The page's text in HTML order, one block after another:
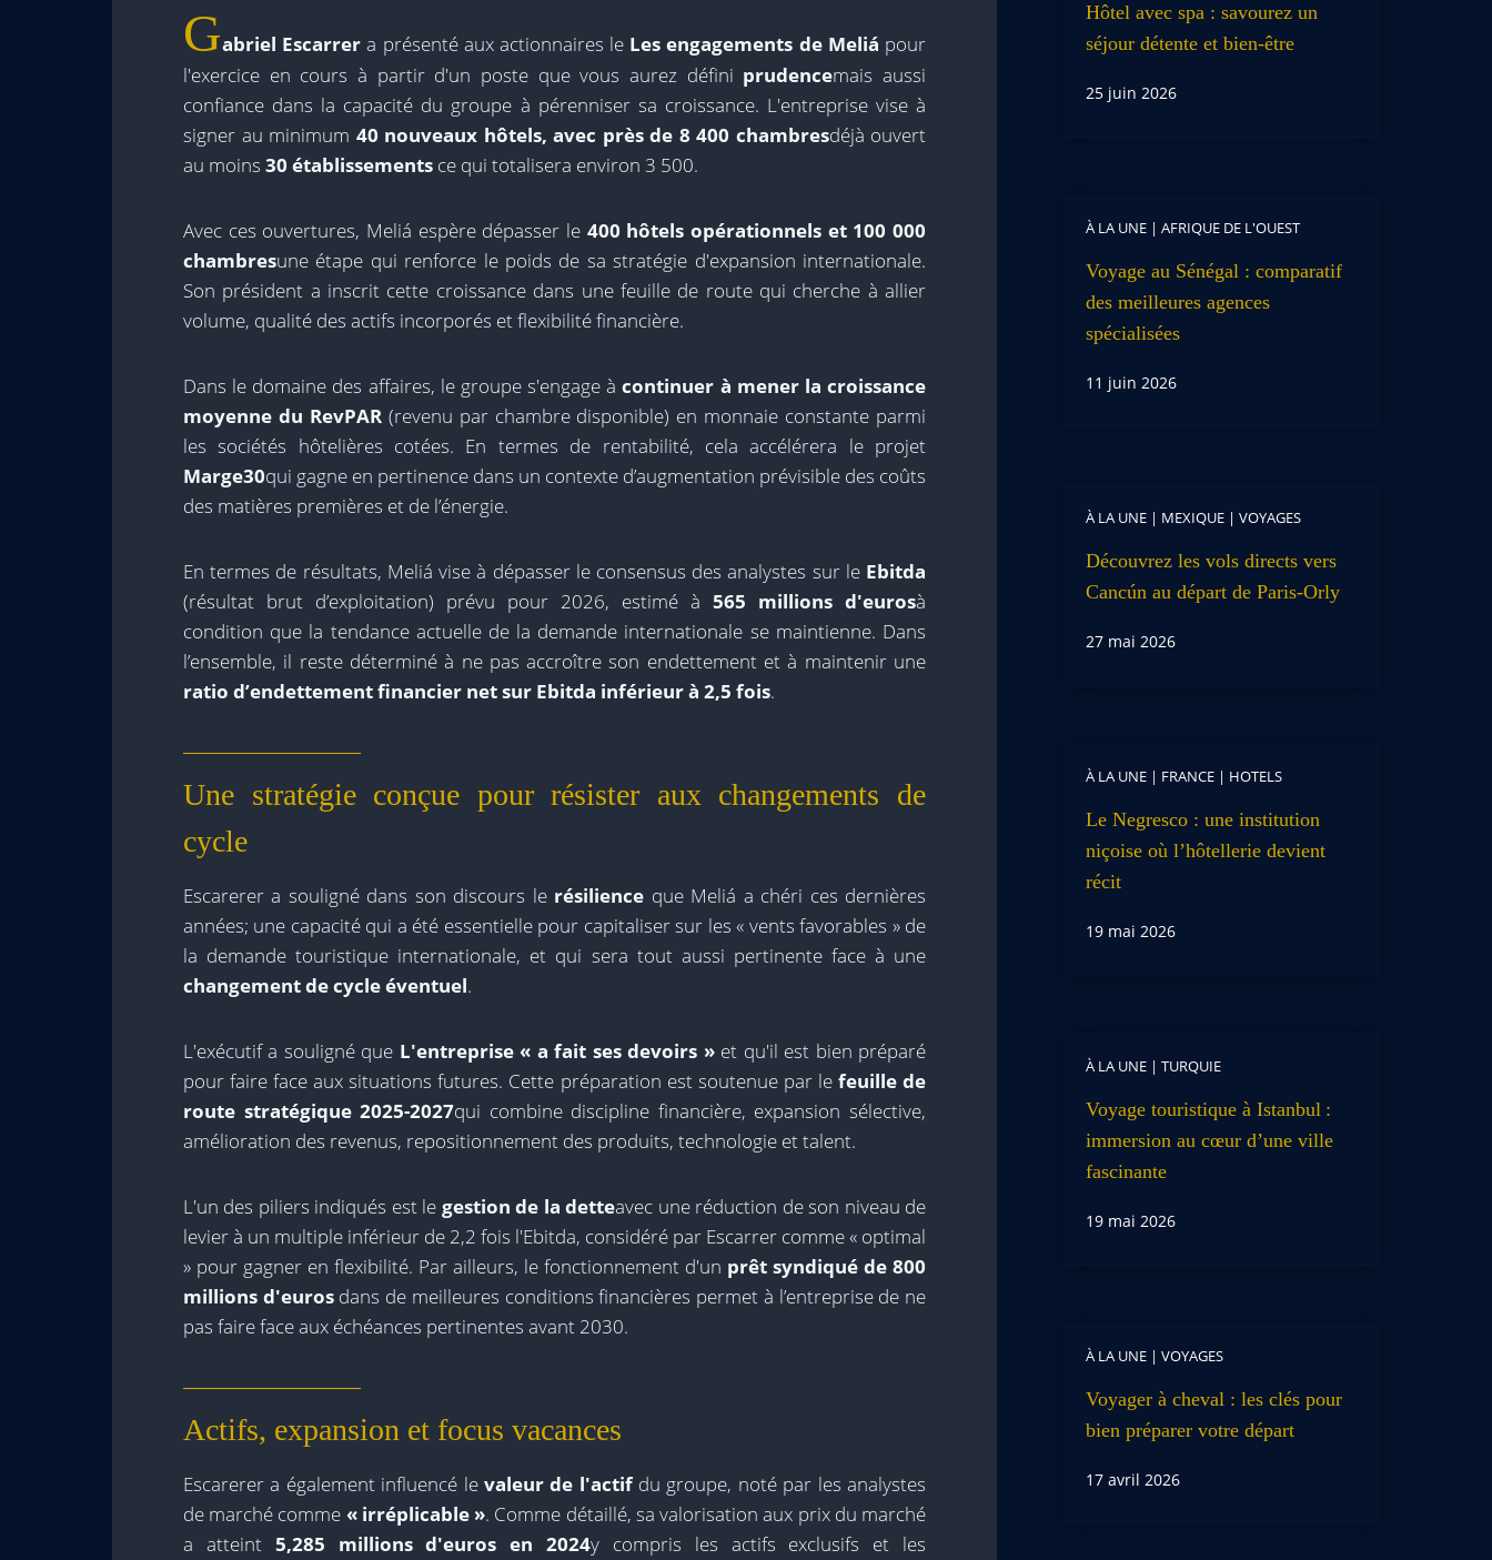
Gabriel Escarrer a présenté aux actionnaires le Les engagements de Meliá pour
l'exercice en cours à partir d'un poste que vous aurez défini prudencemais aussi
confiance dans la capacité du groupe à pérenniser sa croissance. L'entreprise vise à
signer au minimum 40 nouveaux hôtels, avec près de 8 400 chambresdéjà ouvert
au moins 30 établissements ce qui totalisera environ 3 500.
Avec ces ouvertures, Meliá espère dépasser le 400 hôtels opérationnels et 100 000
chambresune étape qui renforce le poids de sa stratégie d'expansion internationale.
Son président a inscrit cette croissance dans une feuille de route qui cherche à allier
volume, qualité des actifs incorporés et flexibilité financière.
Dans le domaine des affaires, le groupe s'engage àcontinuer à mener la croissance
moyenne du RevPAR(revenu par chambre disponible) en monnaie constante parmi
les sociétés hôtelières cotées. En termes de rentabilité, cela accélérera le projet
Marge30qui gagne en pertinence dans un contexte d’augmentation prévisible des coûts
des matières premières et de l’énergie.
En termes de résultats, Meliá vise à dépasser le consensus des analystes sur le Ebitda
(résultat brut d’exploitation) prévu pour 2026, estimé à 565 millions d'eurosà
condition que la tendance actuelle de la demande internationale se maintienne. Dans
l’ensemble, il reste déterminé à ne pas accroître son endettement et à maintenir une
ratio d’endettement financier net sur Ebitda inférieur à 2,5 fois.
Une stratégie conçue pour résister aux changements de
cycle
Escarerer a souligné dans son discours le résilience que Meliá a chéri ces dernières
années; une capacité qui a été essentielle pour capitaliser sur les « vents favorables » de
la demande touristique internationale, et qui sera tout aussi pertinente face à une
changement de cycle éventuel.
L'exécutif a souligné que L'entreprise « a fait ses devoirs »et qu'il est bien préparé
pour faire face aux situations futures. Cette préparation est soutenue par le feuille de
route stratégique 2025-2027qui combine discipline financière, expansion sélective,
amélioration des revenus, repositionnement des produits, technologie et talent.
L'un des piliers indiqués est le gestion de la detteavec une réduction de son niveau de
levier à un multiple inférieur de 2,2 fois l'Ebitda, considéré par Escarrer comme « optimal
» pour gagner en flexibilité. Par ailleurs, le fonctionnement d'un prêt syndiqué de 800
millions d'eurosdans de meilleures conditions financières permet à l’entreprise de ne
pas faire face aux échéances pertinentes avant 2030.
Actifs, expansion et focus vacances
Escarerer a également influencé le valeur de l'actifdu groupe, noté par les analystes
de marché comme « irréplicable ». Comme détaillé, sa valorisation aux prix du marché
a atteint 5,285 millions d'euros en 2024y compris les actifs exclusifs et les
Hôtel avec spa : savourez un
séjour détente et bien-être
25 juin 2026
À LA UNE| AFRIQUE DE L'OUEST
Voyage au Sénégal : comparatif
des meilleures agences
spécialisées
11 juin 2026
À LA UNE| MEXIQUE| VOYAGES
Découvrez les vols directs vers
Cancún au départ de Paris-Orly
27 mai 2026
À LA UNE| FRANCE| HOTELS
Le Negresco : une institution
niçoise où l’hôtellerie devient
récit
19 mai 2026
À LA UNE| TURQUIE
Voyage touristique à Istanbul :
immersion au cœur d’une ville
fascinante
19 mai 2026
À LA UNE| VOYAGES
Voyager à cheval : les clés pour
bien préparer votre départ
17 avril 2026